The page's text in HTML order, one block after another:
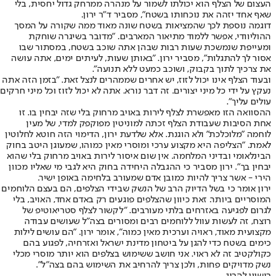
העצום של הצלף הוא יכולתו לשמור על מנהרה ממרחק גדול יחסית, בלי
שאף אחד יזהה את נוכחותו בשטח", מסביר ד"ר ירון.
דוגמה נוספת לכך שהמציאות בשטח שונה מאוד ממה שקורה על המסך
ההוליוודי, אפשר ללמוד מתיאור המארבים. "מדובר בשיגרה שוחקת
ומעייפת שנמשכת שעות רבות שבהן אתה שוכב בשטח, במסתור שבו
אסור לך להתגלות", מסביר ירון. "באותן שעות, לעיתים ימים, אתה עושה
את צרכיך לתוך בקבוק, ושוכב כמעט ללא תנועה".
ובעוד הצלף אינו יכול לזוז, יש אחרים שממהרים לנצל זאת. "בזמן הזה אתה
נעקץ על ידי כל מיני יצורים. זה דבר נורא. אתה לא יכול לזוז וכל מיני חרקים
עולים עליך".
ההסוואה הזו מאפשרת לצלף לירות באויב מרחוק בלי שזה יבחין בו. זו
אחת הסיבות שעבודת הצלף זכתה למוניטין מפוקפק למדי, של מעין
לוחמה "מלוכלכת" ולא הוגנת. אלא שלדעת ירון, הדימוי הזה חוטא לחלוטין
לאמת. "הצליפה היא מקצוע ערכי ומוסרי מאין כמוהו, שמעוגן היטב בחוק
הבינלאומי ובדיני המלחמה. אין שום איסור לירות באויב מרחוק בלי שהוא
יבחין בך". ירון מסביר כי ההגבלה היחידה בחוק היא לגבי מי שאליו מכוון
הירי - אשר צריך להיות כמובן אדם שמעורב בלחימה באופן ישיר.
ירון אומר כי בשל הדיוק הרב של הנשק שבידי הצלפים, הם בעצם הלוחמים
המוסריים ביותר. זאת כיוון שהצלפים פוגעים רק באדם אחד, האויב, בלי
לגרום לפגיעה באזרחים בלתי מעורבים. "לקשור לצלף סטריאוטיפ של
רוצח, זה לעשות עוול ללוחמים רבים ומסורים בצה"ל שעושים עבודה
מקצועית מאוד, ראויה וערכית מאין כמוה", אומר ירון. "הם עושים לילות
כימים בשטח כדי להגן על ביטחון מדינת ישראל ואזרחיה, לפגוע בהם
כקולקטיב זה לא ראוי. אני חושב ששימוש בצלפים הוא יותר מוסרי מכלי
נשק מדויקים פחות, ולכן צריך להרחיב את השימוש בהם בצה"ל".